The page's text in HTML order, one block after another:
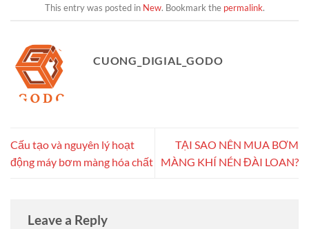
This entry was posted in New. Bookmark the permalink.
CUONG_DIGIAL_GODO
Cấu tạo và nguyên lý hoạt
động máy bơm màng hóa chất
TẠI SAO NÊN MUA BƠM
MÀNG KHÍ NÉN ĐÀI LOAN?
Leave a Reply